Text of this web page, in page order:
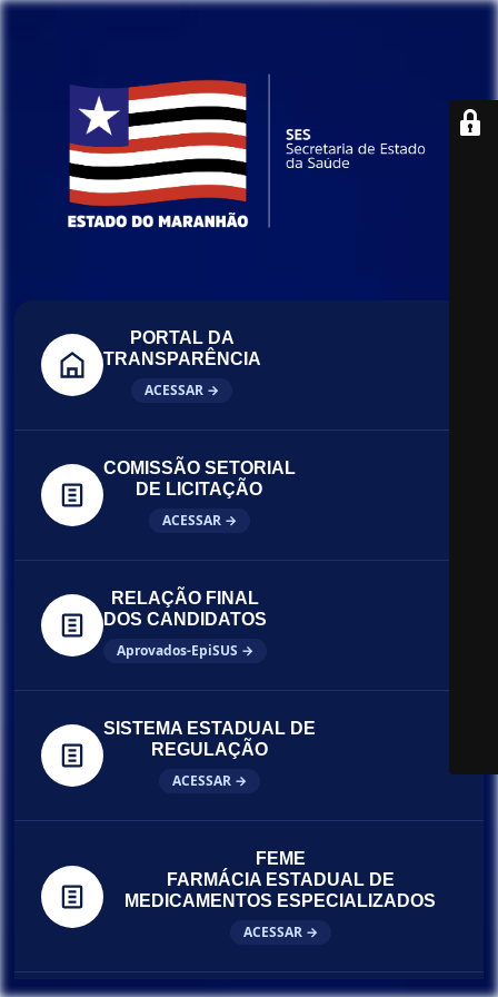
PORTAL DA
TRANSPARÊNCIA
ACESSAR →
COMISSÃO SETORIAL
DE LICITAÇÃO
ACESSAR →
RELAÇÃO FINAL
DOS CANDIDATOS
Aprovados-EpiSUS →
SISTEMA ESTADUAL DE
REGULAÇÃO
ACESSAR →
FEME
FARMÁCIA ESTADUAL DE
MEDICAMENTOS ESPECIALIZADOS
ACESSAR →